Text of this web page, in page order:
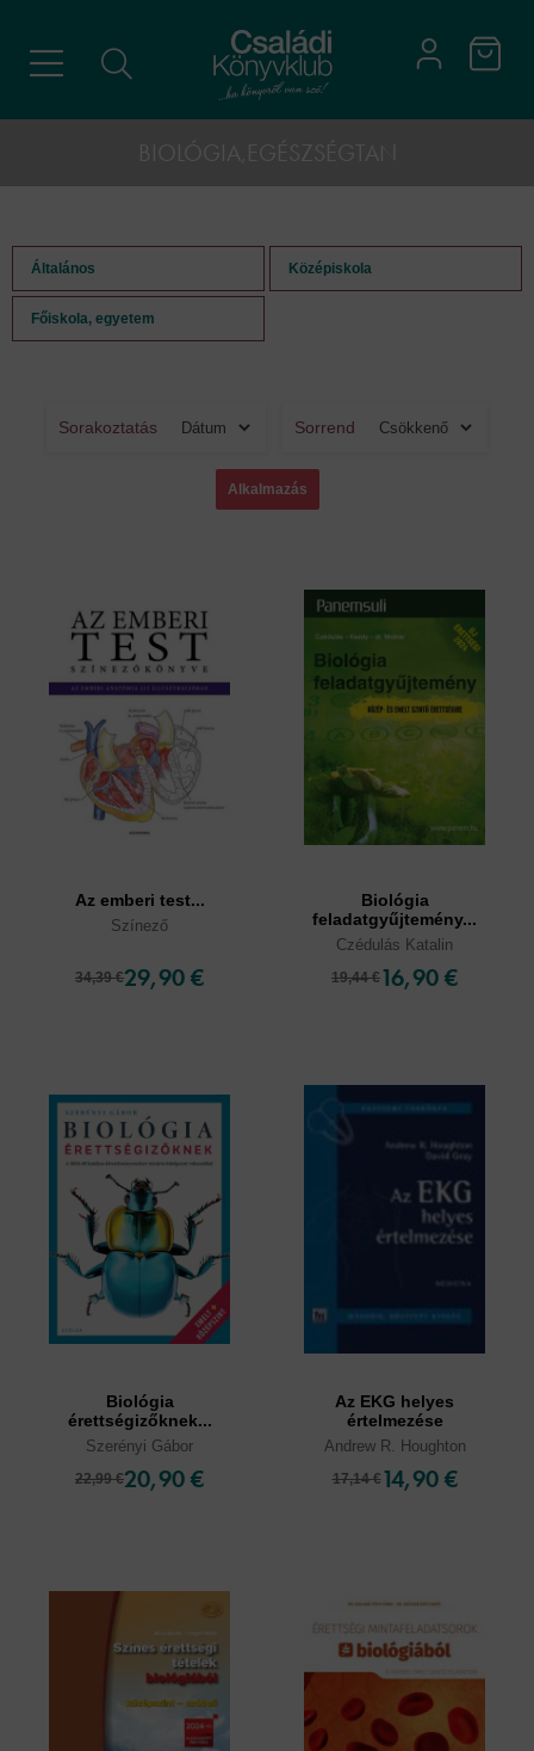
Általános Középiskola
Főiskola, egyetem
Sorakoztatás Sorrend
Az emberi test...
Színező
34,39 €29,90 €
Biológia
feladatgyűjtemény...
Czédulás Katalin
19,44 €16,90 €
Biológia
érettségizőknek...
Szerényi Gábor
22,99 €20,90 €
Az EKG helyes
értelmezése
Andrew R. Houghton
17,14 € 14,90 €